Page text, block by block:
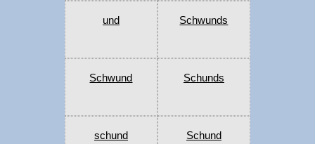
und Schwunds
Schwund Schunds
schund Schund